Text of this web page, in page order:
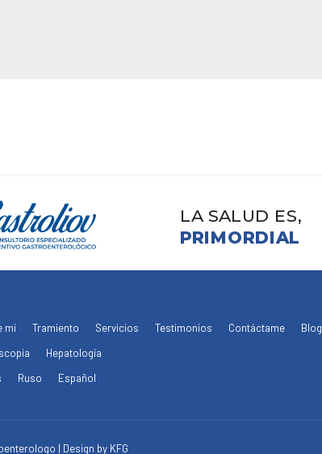
LA SALUD ES,
PRIMORDIAL
mi Tramiento Servicios Testimonios Contáctame
Blog
Hepatología
Ruso Español
| Design by KFG